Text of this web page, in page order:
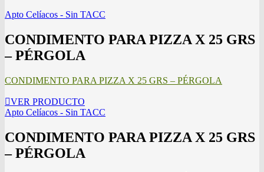
Apto Celíacos - Sin TACC
CONDIMENTO PARA PIZZA X 25 GRS
– PÉRGOLA
CONDIMENTO PARA PIZZA X 25 GRS – PÉRGOLA
VER PRODUCTO
Apto Celíacos - Sin TACC
CONDIMENTO PARA PIZZA X 25 GRS
– PÉRGOLA